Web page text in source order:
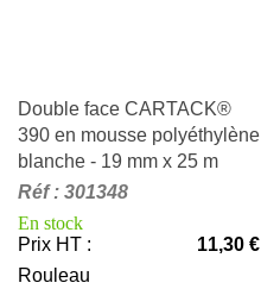
Double face CARTACK®
390 en mousse polyéthylène
blanche - 19 mm x 25 m
Réf: 301348
En stock
Prix HT :
11,30 €
Rouleau